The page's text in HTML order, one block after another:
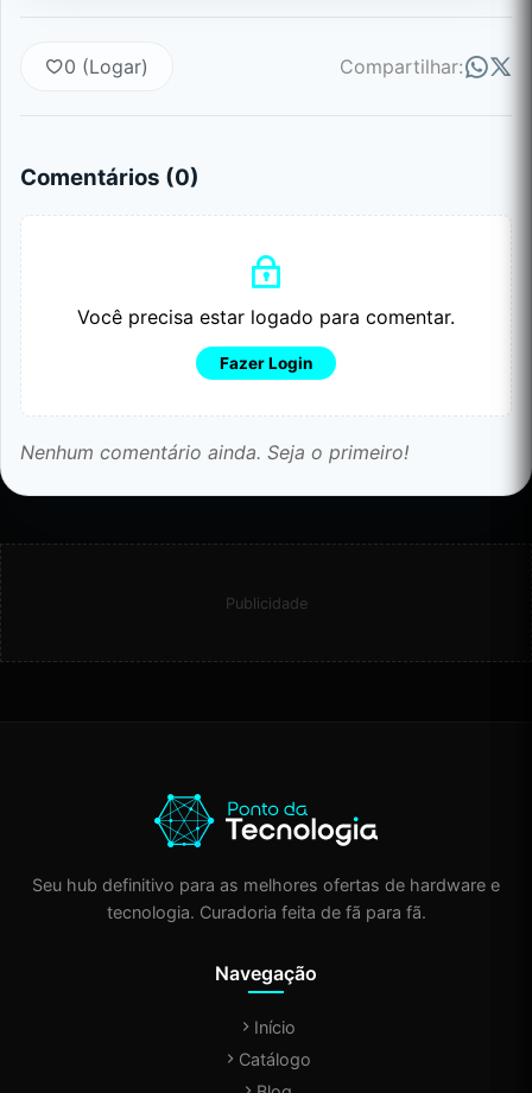
0 (Logar) Compartilhar:
Comentários (0)
Você precisa estar logado para comentar.
Fazer Login
Nenhum comentário ainda. Seja o primeiro!
Publicidade
Seu hub definitivo para as melhores ofertas de hardware e
tecnologia. Curadoria feita de fã para fã.
Navegação
Início
Catálogo